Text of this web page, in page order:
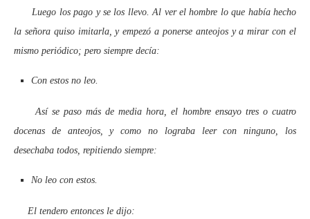
Luego los pago y se los llevo. Al ver el hombre lo que había hecho
la señora quiso imitarla, y empezó a ponerse anteojos y a mirar con el
mismo periódico; pero siempre decía:
Con estos no leo.
Así se paso más de media hora, el hombre ensayo tres o cuatro
docenas de anteojos, y como no lograba leer con ninguno, los
desechaba todos, repitiendo siempre:
No leo con estos.
El tendero entonces le dijo: